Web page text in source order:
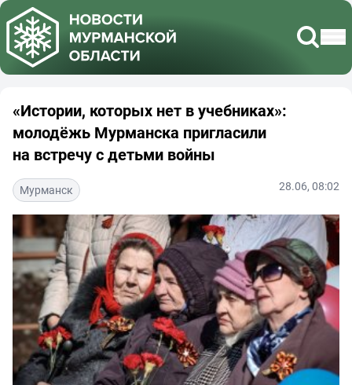
«Истории, которых нет в учебниках»:
молодёжь Мурманска пригласили
на встречу с детьми войны
Мурманск 28.06, 08:02